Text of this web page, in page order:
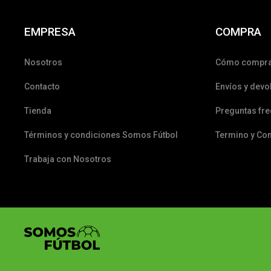
EMPRESA
Nosotros
Contacto
Tienda
Términos y condiciones Somos Fútbol
Trabaja con Nosotros
COMPRA
Cómo
Envíos y
Preguntas
Termino y